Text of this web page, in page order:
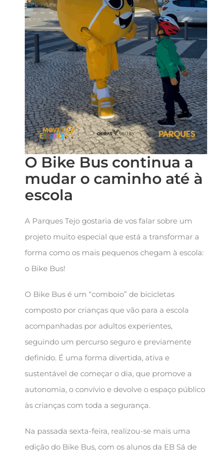
O Bike Bus continua a
mudar o caminho até à
escola
A Parques Tejo gostaria de vos falar sobre um
projeto muito especial que está a transformar a
forma como os mais pequenos chegam à escola:
o Bike Bus!
O Bike Bus é um “comboio” de bicicletas
composto por crianças que vão para a escola
acompanhadas por adultos experientes,
seguindo um percurso seguro e previamente
definido. É uma forma divertida, ativa e
sustentável de começar o dia, que promove a
autonomia, o convívio e devolve o espaço público
às crianças com toda a segurança.
Na passada sexta-feira, realizou-se mais uma
edição do Bike Bus, com os alunos da EB Sá de